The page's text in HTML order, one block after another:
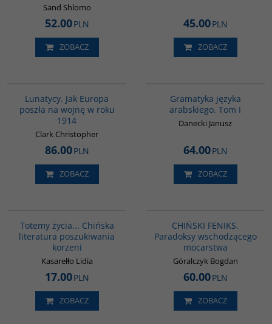
Sand Shlomo
52.00PLN
ZOBACZ
45.00PLN
ZOBACZ
Lunatycy. Jak Europa
poszła na wojnę w roku
1914
Clark Christopher
86.00PLN
ZOBACZ
Gramatyka języka
arabskiego. Tom I
Danecki Janusz
64.00PLN
ZOBACZ
Totemy życia... Chińska
literatura poszukiwania
korzeni
Kasarełło Lidia
17.00PLN
ZOBACZ
CHIŃSKI FENIKS.
Paradoksy wschodzącego
mocarstwa
Góralczyk Bogdan
60.00PLN
ZOBACZ